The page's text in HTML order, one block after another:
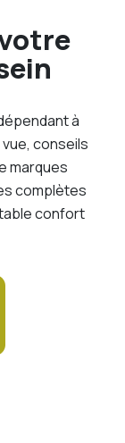
à
conseils
marques
complètes
confort